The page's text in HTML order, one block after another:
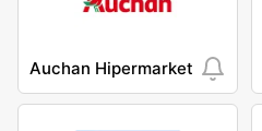
Auchan Hipermarket